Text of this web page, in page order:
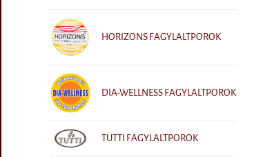
HORIZONS FAGYLALTPOROK
DIA-WELLNESS FAGYLALTPOROK
TUTTI FAGYLALTPOROK